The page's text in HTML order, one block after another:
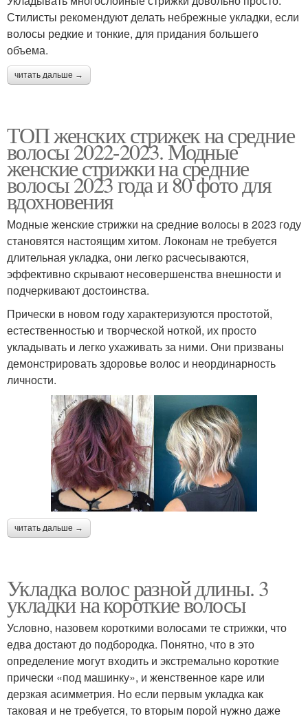
Стилисты рекомендуют делать небрежные укладки, если
волосы редкие и тонкие, для придания большего
объема.
читать дальше →
ТОП женских стрижек на средние
волосы 2022-2023. Модные
женские стрижки на средние
волосы 2023 года и 80 фото для
вдохновения
Модные женские стрижки на средние волосы в 2023 году
становятся настоящим хитом. Локонам не требуется
длительная укладка, они легко расчесываются,
эффективно скрывают несовершенства внешности и
подчеркивают достоинства.
Прически в новом году характеризуются простотой,
естественностью и творческой ноткой, их просто
укладывать и легко ухаживать за ними. Они призваны
демонстрировать здоровье волос и неординарность
личности.
читать дальше →
Укладка волос разной длины. 3
укладки на короткие волосы
Условно, назовем короткими волосами те стрижки, что
едва достают до подбородка. Понятно, что в это
определение могут входить и экстремально короткие
прически «под машинку», и женственное каре или
дерзкая асимметрия. Но если первым укладка как
таковая и не требуется, то вторым порой нужно даже